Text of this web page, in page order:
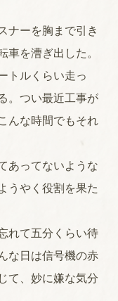
ナーを胸まで引き
車を漕ぎ出した。
トルくらい走っ
。つい最近工事が
んな時間でもそれ
あってないような
うやく役割を果た
れて五分くらい待
な日は信号機の赤
て、妙に嫌な気分